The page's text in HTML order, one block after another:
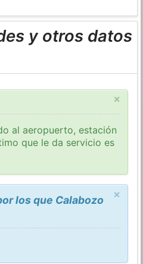
y otros datos
×
al aeropuerto, estación
que le da servicio es
×
los que Calabozo